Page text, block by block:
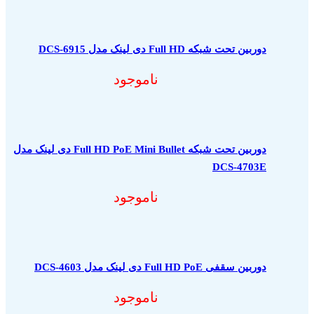
دوربین تحت شبکه Full HD دی لینک مدل DCS-6915
ناموجود
دوربین تحت شبکه Full HD PoE Mini Bullet دی لینک مدل
DCS-4703E
ناموجود
دوربین سقفی Full HD PoE دی لینک مدل DCS-4603
ناموجود